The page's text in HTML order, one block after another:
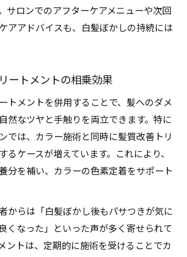
サロンでのアフターケアメニューや次回
アアドバイスも、白髪ぼかしの持続には
ートメントの相乗効果
トメントを併用することで、髪へのダメ
然なツヤと手触りを両立できます。特に
では、カラー施術と同時に髪質改善トリ
るケースが増えています。これにより、
分を補い、カラーの色素定着をサポート
からは「白髪ぼかし後もパサつきが気に
くなった」といった声が多く寄せられて
ントは、定期的に施術を受けることでカ